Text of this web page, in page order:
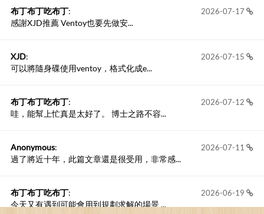
2026-07-17
布丁布丁吃布丁:
感謝XJD推薦 Ventoy也要先做安...
2026-07-15
XJD:
可以將隨身碟使用ventoy，格式化成e...
2026-07-12
布丁布丁吃布丁:
哇，能幫上忙真是太好了。 博士之路不容...
2026-07-11
Anonymous:
過了將近十年，此篇文章還是很受用，非常感...
2026-06-19
布丁布丁吃布丁:
今天又有遇到可能會用到規劃求解的場景 ...